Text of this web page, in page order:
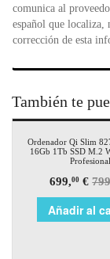
comunica al
español que localiza,
corrección de esta
También te
¡Oferta!
Ordenador Qi Slim
16Gb 1Tb SSD M.2
Profesional
699,00 €
Añadir al